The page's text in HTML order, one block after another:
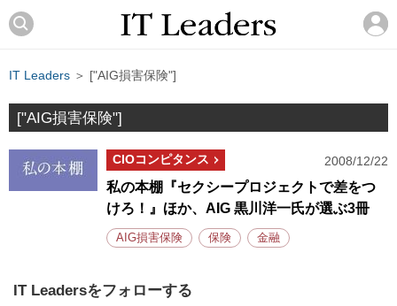
IT Leaders ＞ ["AIG損害保険"]
["AIG損害保険"]
CIOコンピタンス 2008/12/22
私の本棚『セクシープロジェクトで差をつ
けろ！』ほか、AIG 黒川洋一氏が選ぶ3冊
AIG損害保険 保険 金融
IT Leadersをフォローする